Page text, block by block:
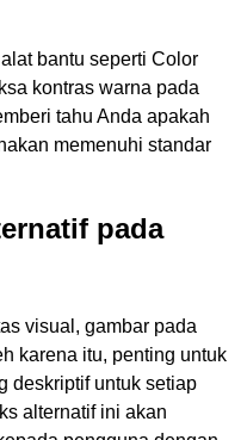
bantu seperti Color
kontras warna pada
tahu Anda apakah
memenuhi standar
pada
visual, gambar pada
karena itu, penting untuk
deskriptif untuk setiap
alternatif ini akan